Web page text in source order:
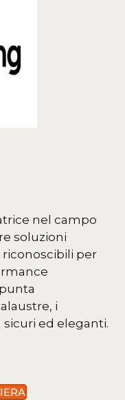
nel campo
soluzioni
per
i
ed eleganti.